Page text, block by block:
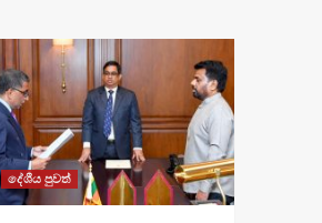
දේශීය පුවත්